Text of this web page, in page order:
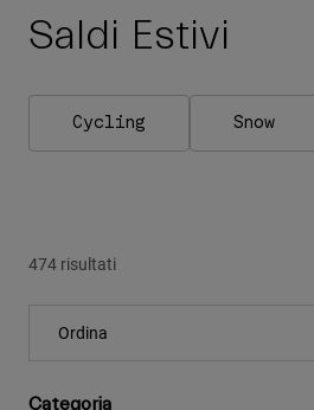
Saldi Estivi
Cycling Snow
474 risultati
Categoria